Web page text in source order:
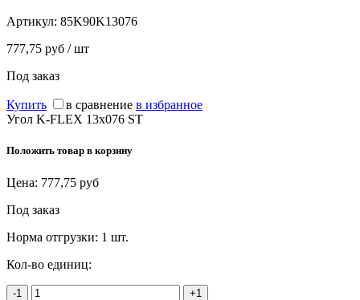
Артикул: 85K90K13076
777,75 руб / шт
Под заказ
Купить в сравнение в избранное
Угол K-FLEX 13x076 ST
Положить товар в корзину
Цена: 777,75 руб
Под заказ
Норма отгрузки: 1 шт.
Кол-во единиц:
-1 +1